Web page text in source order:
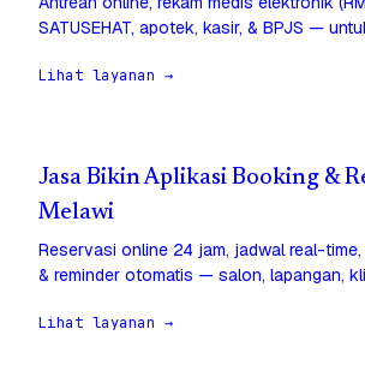
SATUSEHAT, apotek, kasir, & BPJS —
Lihat layanan →
Jasa Bikin Aplikasi Booking &
Melawi
Reservasi online 24 jam, jadwal real-time,
& reminder otomatis — salon, lapangan,
Lihat layanan →